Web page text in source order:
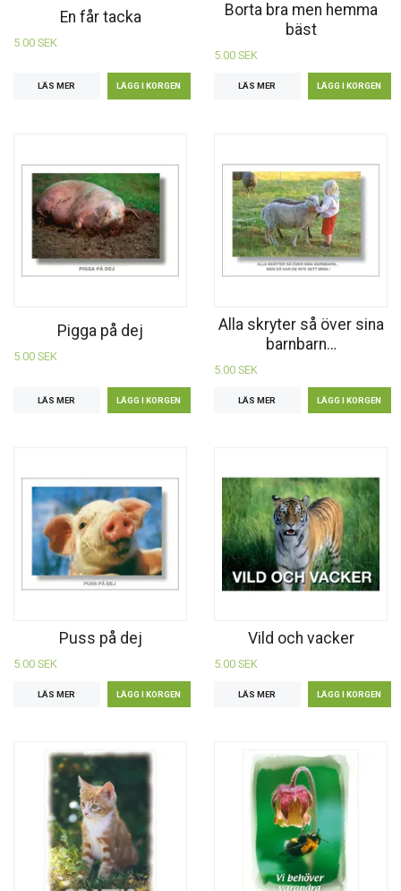
En får tacka
5.00 SEK
LÄS MER
Borta bra men hemma
bäst
5.00 SEK
LÄS MER
Pigga på dej
5.00 SEK
LÄS MER
Alla skryter så över sina
barnbarn…
5.00 SEK
LÄS MER
Puss på dej
5.00 SEK
LÄS MER
Vild och vacker
5.00 SEK
LÄS MER